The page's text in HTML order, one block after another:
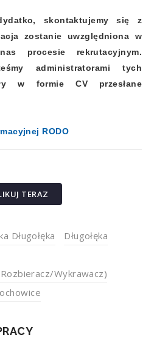
skontaktujemy się z
zostanie uwzględniona w
procesie rekrutacyjnym.
administratorami tych
w formie CV przesłane
RODO
TERAZ
Długołęka
Długołęka
Wykrawacz)